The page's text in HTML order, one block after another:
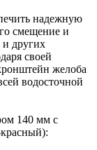
надежную
смещение и
и других
своей
желоба
водосточной
140 мм с